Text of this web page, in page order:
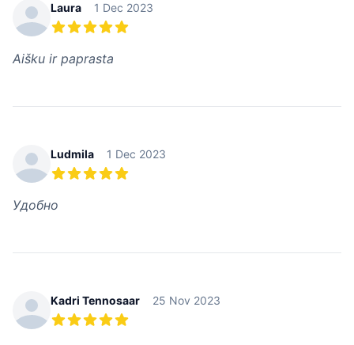
Laura 1 Dec 2023
Aišku ir paprasta
Ludmila 1 Dec 2023
Удобно
Kadri Tennosaar 25 Nov 2023